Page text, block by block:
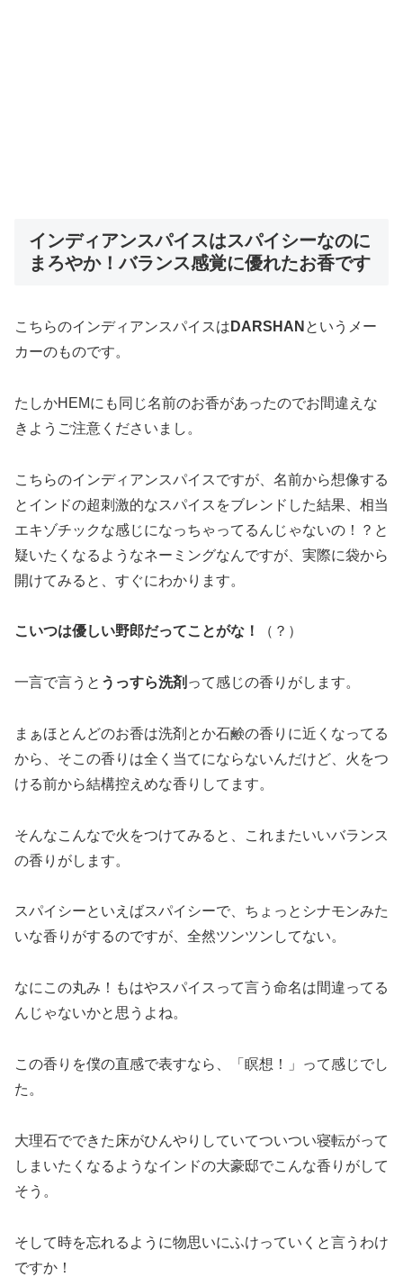
インディアンスパイスはスパイシーなのに
まろやか！バランス感覚に優れたお香です
こちらのインディアンスパイスは DARSHAN というメー
カーのものです。
たしかHEMにも同じ名前のお香があったのでお間違えな
きようご注意くださいまし。
こちらのインディアンスパイスですが、名前から想像する
とインドの超刺激的なスパイスをブレンドした結果、相当
エキゾチックな感じになっちゃってるんじゃないの！？と
疑いたくなるようなネーミングなんですが、実際に袋から
開けてみると、すぐにわかります。
こいつは優しい野郎だってことがな！ （？）
一言で言うと うっすら洗剤 って感じの香りがします。
まぁほとんどのお香は洗剤とか石鹸の香りに近くなってる
から、そこの香りは全く当てにならないんだけど、火をつ
ける前から結構控えめな香りしてます。
そんなこんなで火をつけてみると、これまたいいバランス
の香りがします。
スパイシーといえばスパイシーで、ちょっとシナモンみた
いな香りがするのですが、全然ツンツンしてない。
なにこの丸み！もはやスパイスって言う命名は間違ってる
んじゃないかと思うよね。
この香りを僕の直感で表すなら、「瞑想！」って感じでし
た。
大理石でできた床がひんやりしていてついつい寝転がって
しまいたくなるようなインドの大豪邸でこんな香りがして
そう。
そして時を忘れるように物思いにふけっていくと言うわけ
ですか！